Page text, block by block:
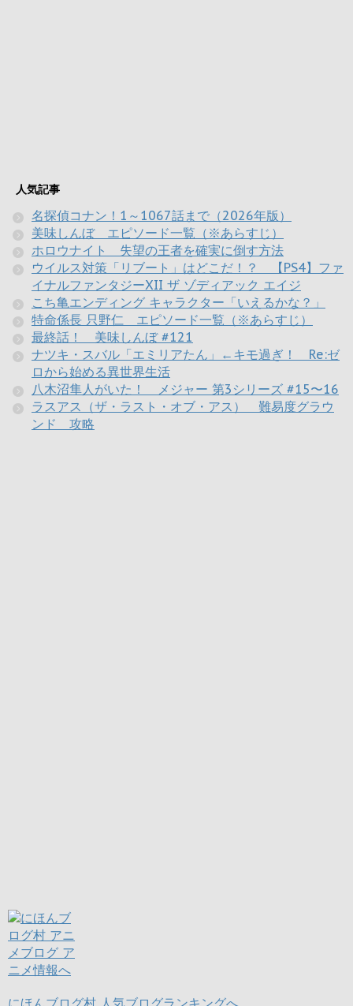
人気記事
名探偵コナン！1～1067話まで（2026年版）
美味しんぼ エピソード一覧（※あらすじ）
ホロウナイト 失望の王者を確実に倒す方法
ウイルス対策「リブート」はどこだ！？ 【PS4】ファ
イナルファンタジーXII ザ ゾディアック エイジ
こち亀エンディング キャラクター「いえるかな？」
特命係長 只野仁 エピソード一覧（※あらすじ）
最終話！ 美味しんぼ #121
ナツキ・スバル「エミリアたん」←キモ過ぎ！ Re:ゼ
ロから始める異世界生活
八木沼隼人がいた！ メジャー 第3シリーズ #15〜16
ラスアス（ザ・ラスト・オブ・アス） 難易度グラウ
ンド 攻略
にほんブログ村 人気ブログランキングへ